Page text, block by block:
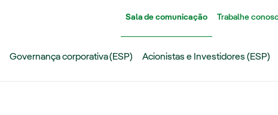
Sala de comunicação Trabalhe
Governança corporativa (ESP) Acionistas e Investidores (ESP)